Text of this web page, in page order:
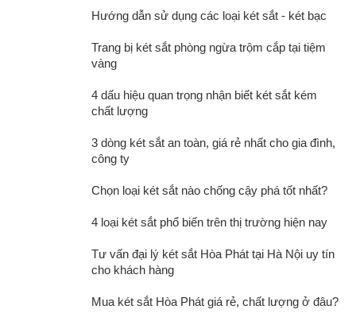
Khóa vân tay và mã số tiện dụng với khả năng hỗ trợ tới 30 vân
Hướng dẫn sử dụng các loại két sắt - két bạc
Trang bị két sắt phòng ngừa trộm cắp tại tiệm
vàng
4 dấu hiệu quan trọng nhận biết két sắt kém
chất lượng
3 dòng két sắt an toàn, giá rẻ nhất cho gia đình,
công ty
Chọn loại két sắt nào chống cậy phá tốt nhất?
4 loại két sắt phổ biến trên thị trường hiện nay
Tư vấn đại lý két sắt Hòa Phát tại Hà Nội uy tín
cho khách hàng
Mua két sắt Hòa Phát giá rẻ, chất lượng ở đâu?